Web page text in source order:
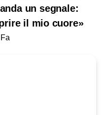
un segnale:
il mio cuore»